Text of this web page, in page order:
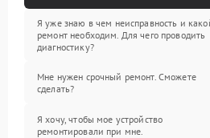
Я уже знаю в чем неисправность и
ремонт необходим. Для чего проводить
диагностику?
Мне нужен срочный ремонт. Сможете
сделать?
Я хочу, чтобы мое устройство
ремонтировали при мне.